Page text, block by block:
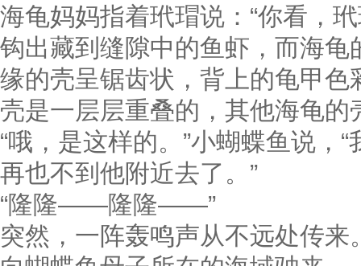
海龟妈妈指着玳瑁说：“你看，
钩出藏到缝隙中的鱼虾，而海
缘的壳呈锯齿状，背上的龟甲
壳是一层层重叠的，其他海龟的
“哦，是这样的。”小蝴蝶鱼说，
再也不到他附近去了。”
“隆隆——隆隆——”
突然，一阵轰鸣声从不远处传